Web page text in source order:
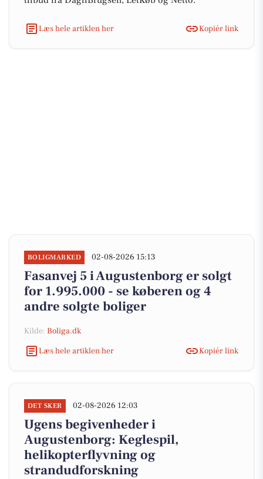
Læs hele artiklen her Kopiér link
BOLIGMARKED 02-08-2026 15:13
Fasanvej 5 i Augustenborg er solgt
for 1.995.000 - se køberen og 4
andre solgte boliger
Kilde: Boliga.dk
Læs hele artiklen her
Kopiér link
DET SKER 02-08-2026 12:03
Ugens begivenheder i
Augustenborg: Keglespil,
helikopterflyvning og
strandudforskning